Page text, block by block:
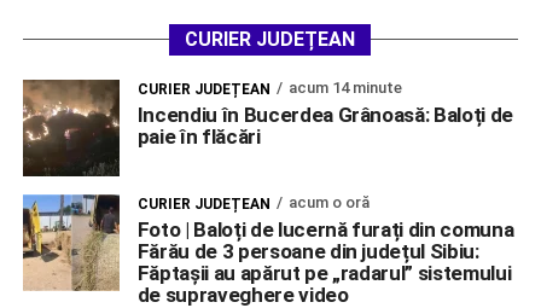
CURIER JUDEȚEAN
CURIER JUDEȚEAN acum 14 minute
Incendiu în Bucerdea Grânoasă: Baloți de
paie în flăcări
CURIER JUDEȚEAN acum o oră
Foto | Baloți de lucernă furați din comuna
Fărău de 3 persoane din județul Sibiu:
Făptașii au apărut pe „radarul” sistemului
de supraveghere video